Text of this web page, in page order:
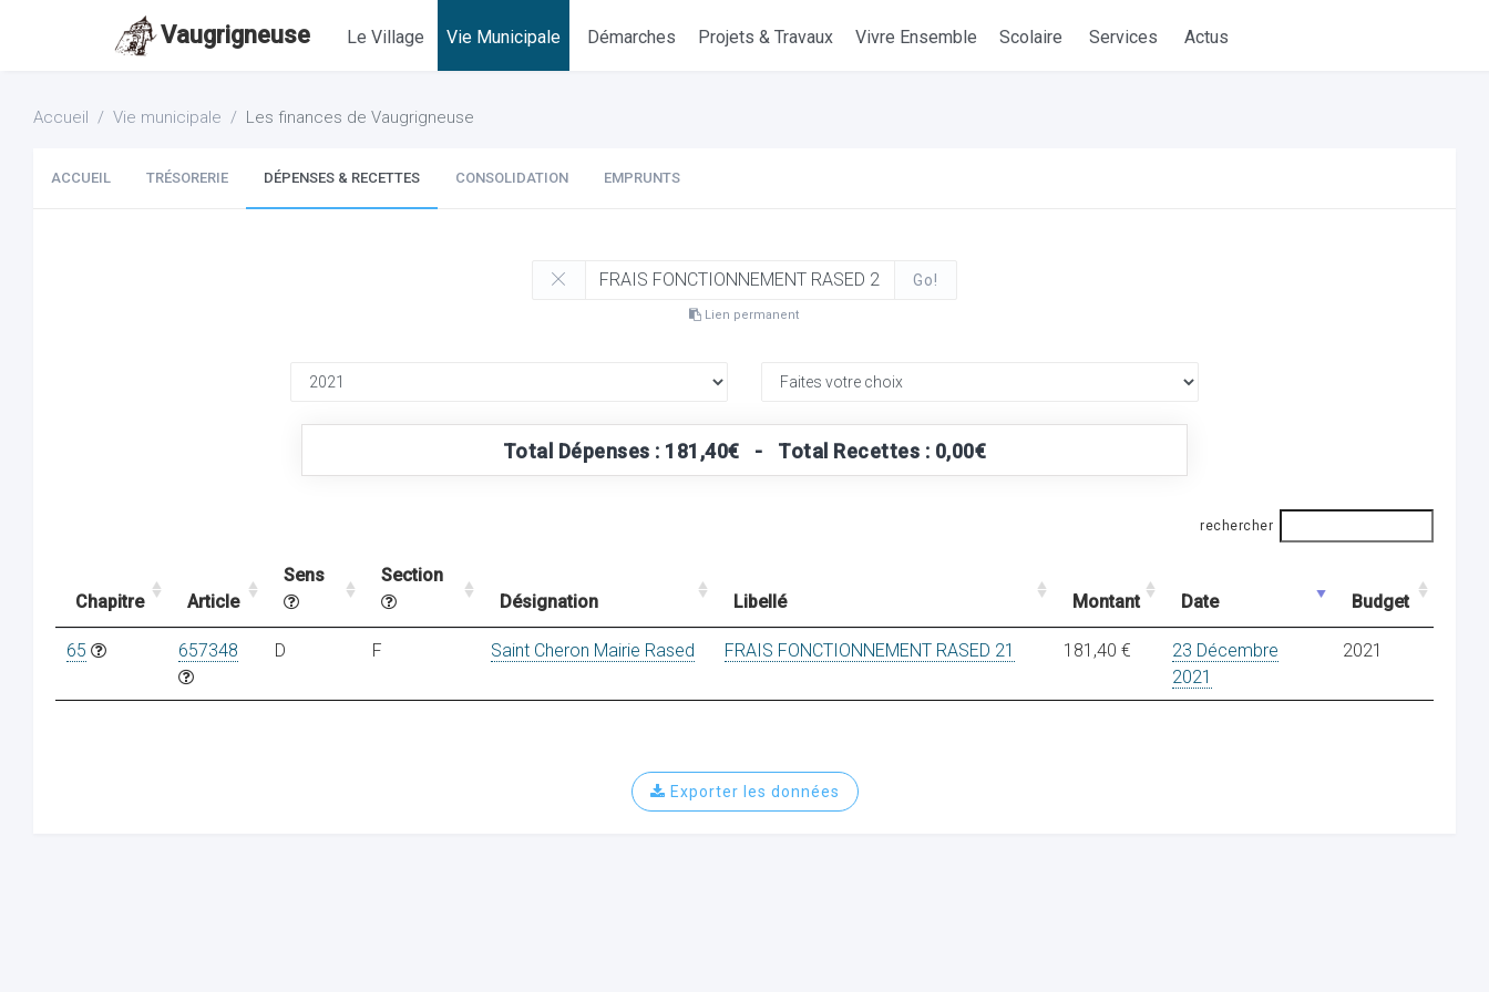
Vaugrigneuse Le Village Vie Municipale Démarches Projets & Travaux Vivre Ensemble Scolaire Services Actus
Accueil Vie municipale Les finances de Vaugrigneuse
ACCUEIL TRÉSORERIE DÉPENSES & RECETTES CONSOLIDATION EMPRUNTS
Go!
Lien permanent
Total Dépenses : 181,40€ - Total Recettes : 0,00€
rechercher
Chapitre Article
Sens
Section
Désignation
Libellé Montant Date Budget
65 657348 D F Saint Cheron Mairie Rased FRAIS FONCTIONNEMENT RASED 21 181,40 €
23 Décembre
2021
2021
Exporter les données